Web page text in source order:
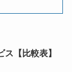
【比較表】